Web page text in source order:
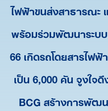
ไฟฟ้าขนส่งสาธารณะ
พร้อมร่วมพัฒนาระบ
66 เกิดรถโดยสารไฟ
เป็น 6,000 คัน จูงใจ
BCG สร้างการพัฒ